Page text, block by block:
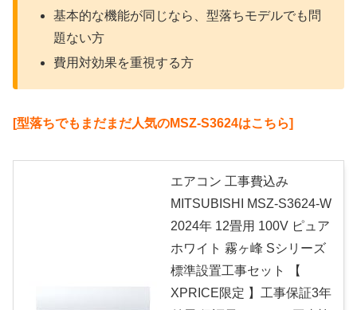
基本的な機能が同じなら、型落ちモデルでも問
題ない方
費用対効果を重視する方
[型落ちでもまだまだ人気のMSZ-S3624はこちら]
エアコン 工事費込み
MITSUBISHI MSZ-S3624-W
2024年 12畳用 100V ピュア
ホワイト 霧ヶ峰 Sシリーズ
標準設置工事セット 【
XPRICE限定 】工事保証3年